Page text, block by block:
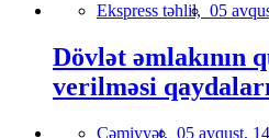
Ekspress təhlil, 05
Dövlət əmlakının
verilməsi
Cəmiyyət, 05 avqust,